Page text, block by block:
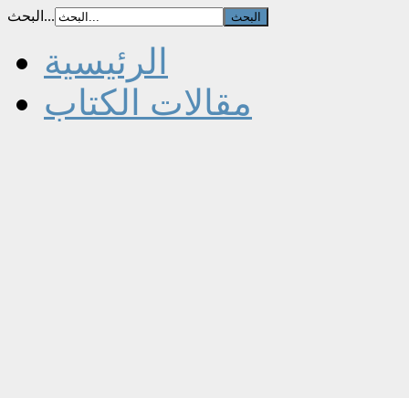
البحث...
الرئيسية
مقالات الكتاب